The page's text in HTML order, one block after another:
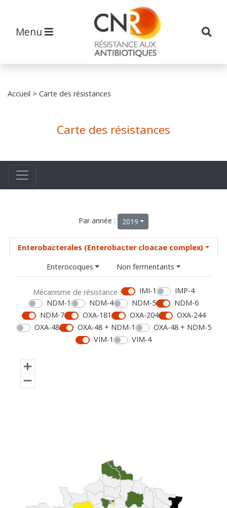
Menu
Accueil > Carte des résistances
Carte des résistances
Par année : 2019
Enterobacterales (Enterobacter cloacae complex)
Enterocoques
Non fermentants
Mécanisme de résistance : IMI-1
IMP-4
NDM-1
NDM-4 NDM-5
NDM-6
NDM-7
OXA-181 OXA-204
OXA-244
OXA-48
OXA-48 + NDM-1
OXA-48 + NDM-5
VIM-1
VIM-4